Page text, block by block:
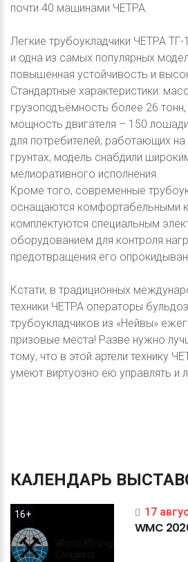
почти 40 машинами ЧЕТРА.
Легкие трубоукладчики ЧЕТРА
и одна из самых популярных
повышенная устойчивость и
Стандартные характеристики:
грузоподъёмность более 26 тонн,
мощность двигателя – 150
для потребителей, работающих на
грунтах, модель снабдили
мелиоративного исполнения.
Кроме того, современные
оснащаются комфортабельными
комплектуются специальным
оборудованием для контроля
предотвращения его
Кстати, в традиционных
техники ЧЕТРА операторы
трубоукладчиков из «Нейвы»
призовые места! Разве нужно
тому, что в этой артели технику
умеют виртуозно ею управлять и
КАЛЕНДАРЬ
16+ 17
WMC